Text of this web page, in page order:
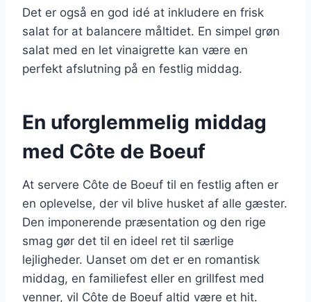
Det er også en god idé at inkludere en frisk
salat for at balancere måltidet. En simpel grøn
salat med en let vinaigrette kan være en
perfekt afslutning på en festlig middag.
En uforglemmelig middag
med Côte de Boeuf
At servere Côte de Boeuf til en festlig aften er
en oplevelse, der vil blive husket af alle gæster.
Den imponerende præsentation og den rige
smag gør det til en ideel ret til særlige
lejligheder. Uanset om det er en romantisk
middag, en familiefest eller en grillfest med
venner, vil Côte de Boeuf altid være et hit.